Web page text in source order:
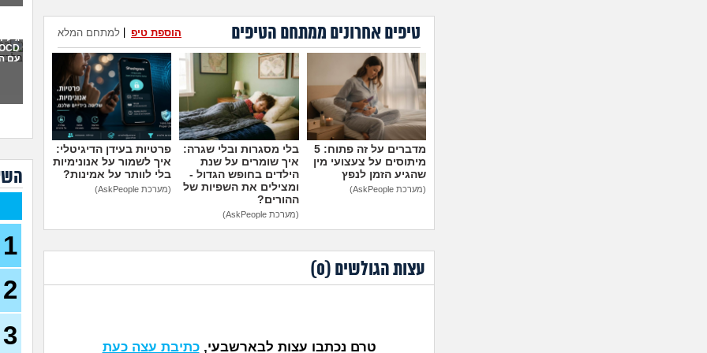
טיפים אחרונים ממתחם הטיפים למתחם המלא הוספת טיפ
מדברים על זה פתוח: 5
מיתוסים על צעצועי מין
שהגיע הזמן לנפץ
(מערכת AskPeople)
בלי מסגרות ובלי שגרה:
איך שומרים על שנת
הילדים בחופש הגדול -
ומצילים את השפיות של
ההורים?
(מערכת AskPeople)
פרטיות בעידן הדיגיטלי:
איך לשמור על אנונימיות
בלי לוותר על אמינות?
(מערכת AskPeople)
עצות הגולשים (0
)
טרם נכתבו עצות לבארשבעי,כתיבת עצה כעת
מה
עם
1
2
3